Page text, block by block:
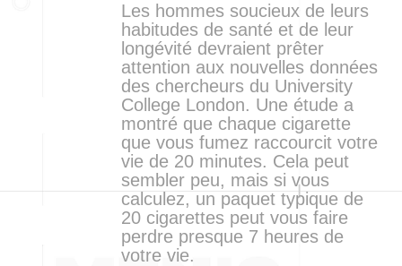
Les hommes soucieux de leurs
habitudes de santé et de leur
longévité devraient prêter
attention aux nouvelles données
des chercheurs du University
College London. Une étude a
montré que chaque cigarette
que vous fumez raccourcit votre
vie de 20 minutes. Cela peut
sembler peu, mais si vous
calculez, un paquet typique de
20 cigarettes peut vous faire
perdre presque 7 heures de
votre vie.